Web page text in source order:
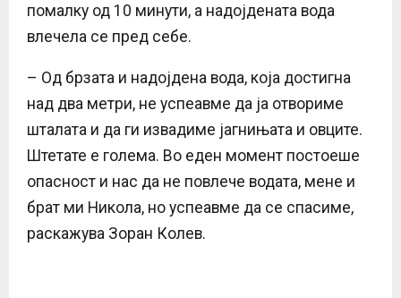
помалку од 10 минути, а надојдената вода
влечела се пред себе.
– Од брзата и надојдена вода, која достигна
над два метри, не успеавме да ја отвориме
шталата и да ги извадиме јагнињата и овците.
Штетате е голема. Во еден момент постоеше
опасност и нас да не повлече водата, мене и
брат ми Никола, но успеавме да се спасиме,
раскажува Зоран Колев.